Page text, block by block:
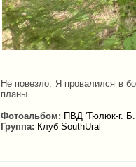
Не повезло. Я провалился в
планы.
Фотоальбом: ПВД 'Тюлюк-г.
Группа: Клуб SouthUral